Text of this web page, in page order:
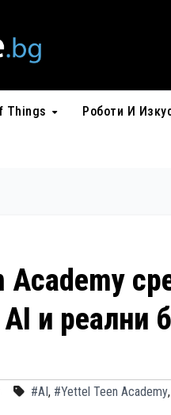
Things Роботи И
Academy
и реални
#AI, #Yettel Teen Academy,